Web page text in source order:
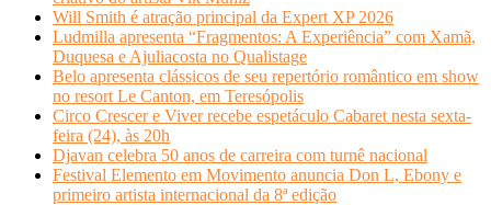
Will Smith é atração principal da Expert XP 2026
Ludmilla apresenta “Fragmentos: A Experiência” com Xamã,
Duquesa e Ajuliacosta no Qualistage
Belo apresenta clássicos de seu repertório romântico em show
no resort Le Canton, em Teresópolis
Circo Crescer e Viver recebe espetáculo Cabaret nesta sexta-
feira (24), às 20h
Djavan celebra 50 anos de carreira com turnê nacional
Festival Elemento em Movimento anuncia Don L, Ebony e
primeiro artista internacional da 8ª edição